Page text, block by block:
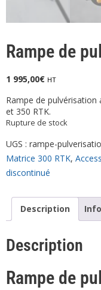
Rampe de
1 995,00€ HT
Rampe de pulvérisation
et 350 RTK.
Rupture de stock
UGS : rampe-
Matrice 300 RTK,
discontinué
Description
Description
Rampe de